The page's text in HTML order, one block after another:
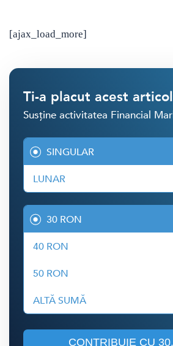
[ajax_load_more]
Ti-a placut acest
Susține activitatea Financial
SINGULAR
LUNAR
30 RON
40 RON
50 RON
ALTĂ SUMĂ
CONTRIBUIE CU